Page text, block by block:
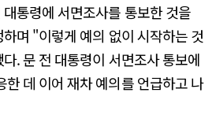
통령에 서면조사를 통보한 것을
며 "이렇게 예의 없이 시작하는 것
. 문 전 대통령이 서면조사 통보에
데 이어 재차 예의를 언급하고 나